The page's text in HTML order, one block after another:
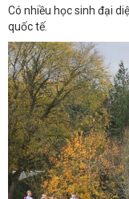
Có nhiều học sinh đại
quốc tế.